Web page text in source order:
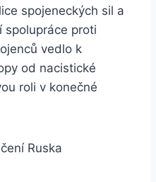
spojeneckých sil a
spolupráce proti
vedlo k
od nacistické
roli v konečné
Ruska